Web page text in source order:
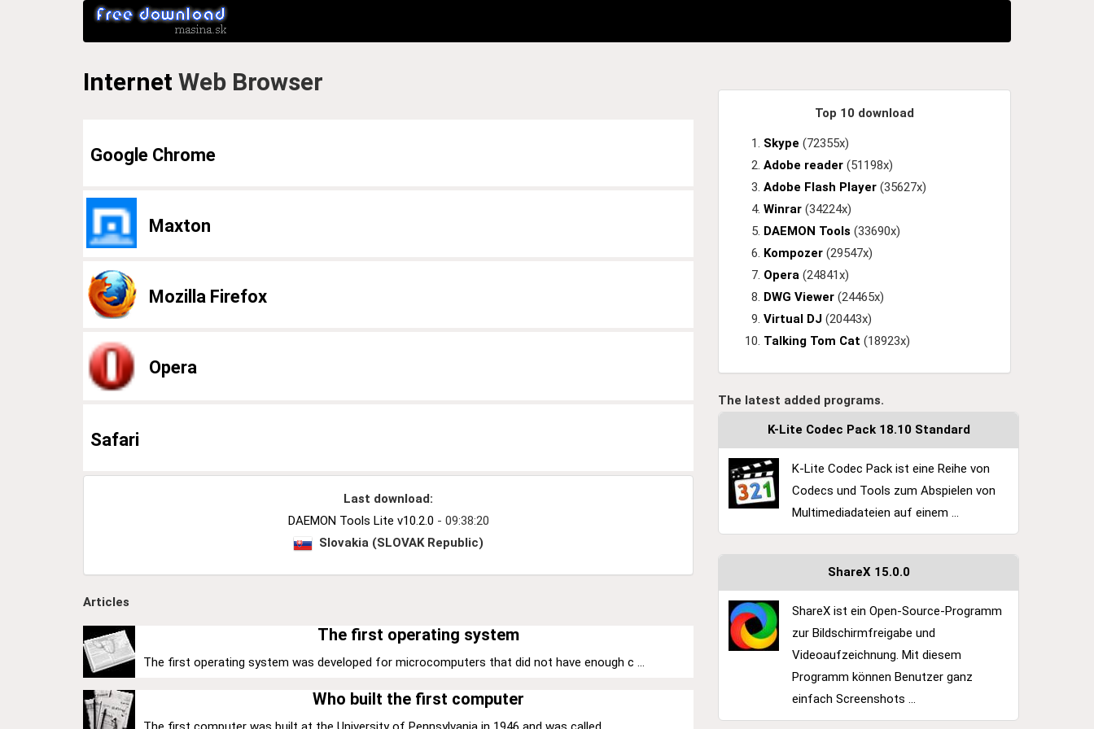
Internet Web Browser
Google Chrome
Maxton
Mozilla Firefox
Opera
Safari
Last download:
DAEMON Tools Lite v10.2.0 - 09:38:20
Slovakia (SLOVAK Republic)
Articles
The first operating system
The first operating system was developed for microcomputers that did not have enough c ...
Who built the first computer
Top 10 download
Skype (72355x)
Adobe reader (51198x)
Adobe Flash Player (35627x)
Winrar (34224x)
DAEMON Tools (33690x)
Kompozer (29547x)
Opera (24841x)
DWG Viewer (24465x)
Virtual DJ (20443x)
Talking Tom Cat (18923x)
The latest added programs.
K-Lite Codec Pack 18.10 Standard
K-Lite Codec Pack ist eine Reihe von
Codecs und Tools zum Abspielen von
Multimediadateien auf einem ...
ShareX 15.0.0
ShareX ist ein Open-Source-Programm
zur Bildschirmfreigabe und
Videoaufzeichnung. Mit diesem
Programm können Benutzer ganz
einfach Screenshots ...